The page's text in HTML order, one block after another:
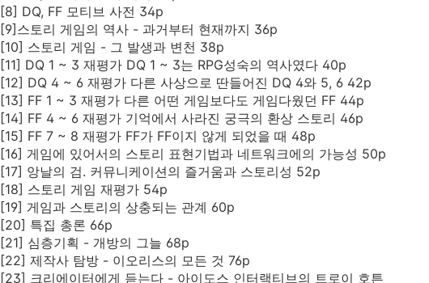
[8] DQ, FF 모티브 사전 34p
[9]스토리 게임의 역사 - 과거부터 현재까지 36p
[10] 스토리 게임 - 그 발생과 변천 38p
[11] DQ 1 ~ 3 재평가 DQ 1 ~ 3는 RPG성숙의 역사였다 40p
[12] DQ 4 ~ 6 재평가 다른 사상으로 딴들어진 DQ 4와 5, 6 42p
[13] FF 1 ~ 3 재평가 다른 어떤 게임보다도 게임다웠던 FF 44p
[14] FF 4 ~ 6 재평가 기억에서 사라진 궁극의 환상 스토리 46p
[15] FF 7 ~ 8 재평가 FF가 FF이지 않게 되었을 때 48p
[16] 게임에 있어서의 스토리 표현기법과 네트워크에의 가능성 50p
[17] 앙날의 검. 커뮤니케이션의 즐거움과 스토리성 52p
[18] 스토리 게임 재평가 54p
[19] 게임과 스토리의 상충되는 관계 60p
[20] 특집 총론 66p
[21] 심층기획 - 개방의 그늘 68p
[22] 제작사 탐방 - 이오리스의 모든 것 76p
[23] 크리에이터에게 듣는다 - 아이도스 인터랙티브의 트로이 호튼